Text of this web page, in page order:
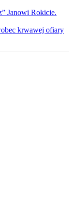
Janowi Rokicie.
krwawej ofiary